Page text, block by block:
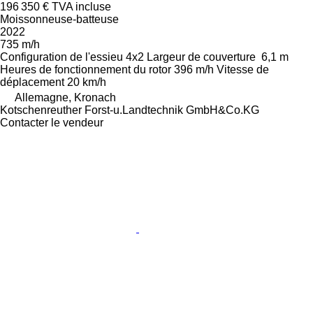
196 350 € TVA incluse
Moissonneuse-batteuse
2022
735 m/h
Configuration de l'essieu 4x2 Largeur de couverture 6,1 m
Heures de fonctionnement du rotor 396 m/h Vitesse de
déplacement 20 km/h
Allemagne, Kronach
Kotschenreuther Forst-u.Landtechnik GmbH&Co.KG
Contacter le vendeur